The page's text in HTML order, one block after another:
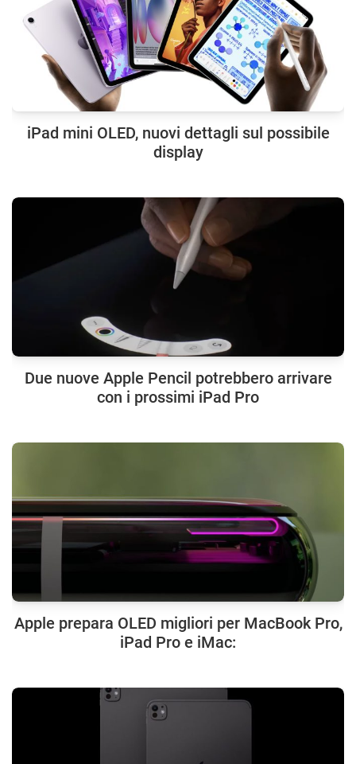
iPad mini OLED, nuovi dettagli sul possibile
display
Due nuove Apple Pencil potrebbero arrivare
con i prossimi iPad Pro
Apple prepara OLED migliori per MacBook Pro,
iPad Pro e iMac: